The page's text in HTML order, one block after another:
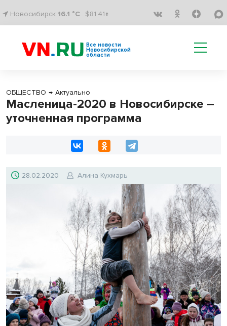
Новосибирск 16.1 °C $81.41↑
Все новости
Новосибирской
области
ОБЩЕСТВО → Актуально
Масленица-2020 в Новосибирске –
уточненная программа
28.02.2020 Алина Кухмарь